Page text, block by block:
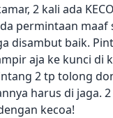
2 kali ada
permintaan maaf
disambut baik.
aja ke kunci di
2 tp tolong
harus di jaga.
kecoa!